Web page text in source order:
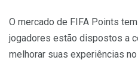
O mercado de FIFA Points
jogadores estão dispostos a
melhorar suas experiências no